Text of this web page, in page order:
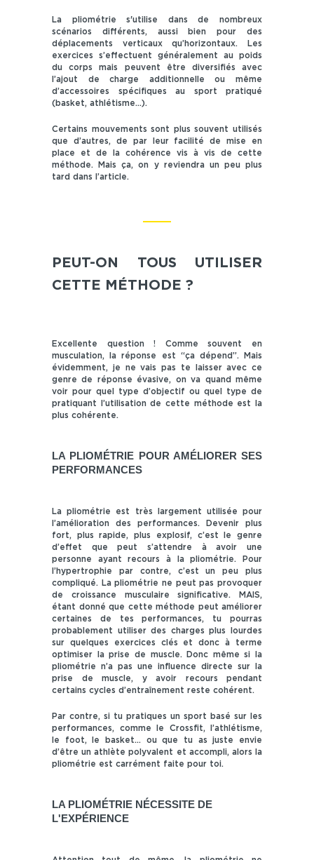
La pliométrie s'utilise dans de nombreux
scénarios différents, aussi bien pour des
déplacements verticaux qu’horizontaux. Les
exercices s’effectuent généralement au poids
du corps mais peuvent être diversifiés avec
l’ajout de charge additionnelle ou même
d’accessoires spécifiques au sport pratiqué
(basket, athlétisme…).
Certains mouvements sont plus souvent utilisés
que d’autres, de par leur facilité de mise en
place et de la cohérence vis à vis de cette
méthode. Mais ça, on y reviendra un peu plus
tard dans l’article.
PEUT-ON TOUS UTILISER
CETTE MÉTHODE ?
Excellente question ! Comme souvent en
musculation, la réponse est “ça dépend”. Mais
évidemment, je ne vais pas te laisser avec ce
genre de réponse évasive, on va quand même
voir pour quel type d’objectif ou quel type de
pratiquant l’utilisation de cette méthode est la
plus cohérente.
LA PLIOMÉTRIE POUR AMÉLIORER SES
PERFORMANCES
La pliométrie est très largement utilisée pour
l’amélioration des performances. Devenir plus
fort, plus rapide, plus explosif, c’est le genre
d’effet que peut s’attendre à avoir une
personne ayant recours à la pliométrie. Pour
l’hypertrophie par contre, c’est un peu plus
compliqué. La pliométrie ne peut pas provoquer
de croissance musculaire significative. MAIS,
étant donné que cette méthode peut améliorer
certaines de tes performances, tu pourras
probablement utiliser des charges plus lourdes
sur quelques exercices clés et donc à terme
optimiser la prise de muscle. Donc même si la
pliométrie n’a pas une influence directe sur la
prise de muscle, y avoir recours pendant
certains cycles d’entraînement reste cohérent.
Par contre, si tu pratiques un sport basé sur les
performances, comme le Crossfit, l’athlétisme,
le foot, le basket… ou que tu as juste envie
d’être un athlète polyvalent et accompli, alors la
pliométrie est carrément faite pour toi.
LA PLIOMÉTRIE NÉCESSITE DE
L'EXPÉRIENCE